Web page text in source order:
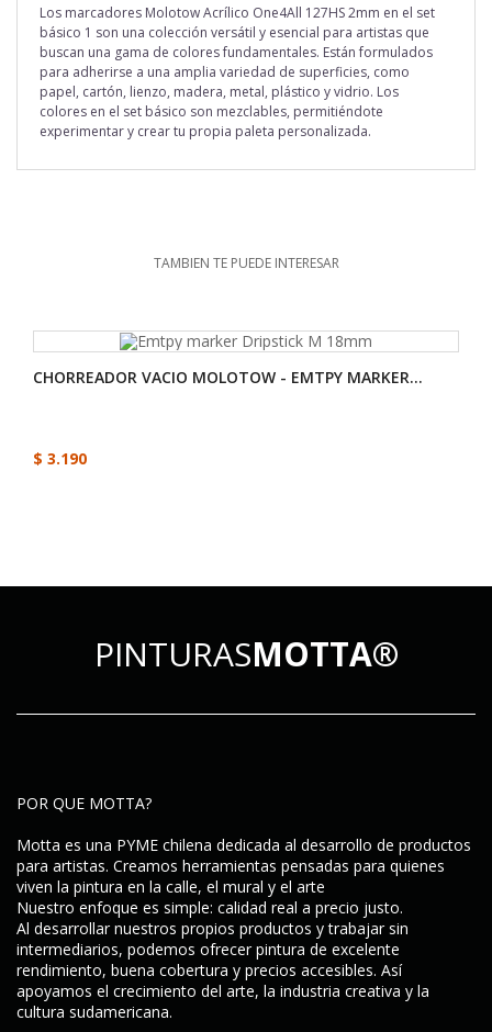
Los marcadores Molotow Acrílico One4All 127HS 2mm en el set
básico 1 son una colección versátil y esencial para artistas que
buscan una gama de colores fundamentales. Están formulados
para adherirse a una amplia variedad de superficies, como
papel, cartón, lienzo, madera, metal, plástico y vidrio. Los
colores en el set básico son mezclables, permitiéndote
experimentar y crear tu propia paleta personalizada.
TAMBIEN TE PUEDE INTERESAR
CHORREADOR VACIO MOLOTOW - EMTPY MARKER...
$ 3.190
PINTURASMOTTA®
POR QUE MOTTA?
Motta es una PYME chilena dedicada al desarrollo de productos
para artistas. Creamos herramientas pensadas para quienes
viven la pintura en la calle, el mural y el arte
Nuestro enfoque es simple: calidad real a precio justo.
Al desarrollar nuestros propios productos y trabajar sin
intermediarios, podemos ofrecer pintura de excelente
rendimiento, buena cobertura y precios accesibles. Así
apoyamos el crecimiento del arte, la industria creativa y la
cultura sudamericana.